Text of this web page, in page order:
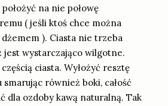
na nie połowę
( jeśli ktoś chce można
). Ciasta nie trzeba
jest wystarczająco wilgotne.
ciasta. Wyłożyć resztę
smarując również boki, całość
dla ozdoby kawą naturalną. Tak